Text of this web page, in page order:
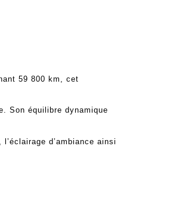
59 800 km, cet
Son équilibre dynamique
d’ambiance ainsi